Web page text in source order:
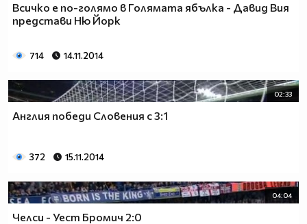
Всичко е по-голямо в Голямата ябълка - Давид Вия
представи Ню Йорк
714 14.11.2014
02:33
Англия победи Словения с 3:1
372 15.11.2014
04:04
Челси - Уест Бромич 2:0